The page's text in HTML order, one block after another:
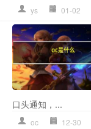
ys 01-02
口头通知，...
oc 12-30